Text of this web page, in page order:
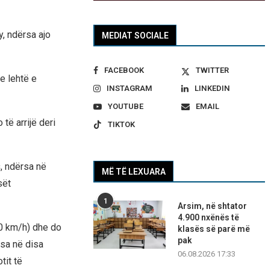
ndërsa ajo
lehtë e
të arrijë deri
ndërsa në
km/h) dhe do
në disa
të
MEDIAT SOCIALE
FACEBOOK
TWITTER
INSTAGRAM
LINKEDIN
YOUTUBE
EMAIL
TIKTOK
MË TË LEXUARA
1
Arsim, në shtator
4.900 nxënës të
klasës së parë më
pak
06.08.2026 17:33